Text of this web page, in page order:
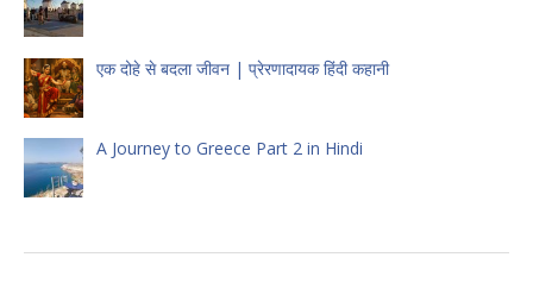
एक दोहे से बदला जीवन | प्रेरणादायक हिंदी कहानी
A Journey to Greece Part 2 in Hindi